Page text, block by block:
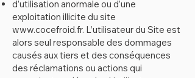
d’utilisation anormale ou d’une
exploitation illicite du site
www.cocefroid.fr. L’utilisateur du Site est
alors seul responsable des dommages
causés aux tiers et des conséquences
des réclamations ou actions qui